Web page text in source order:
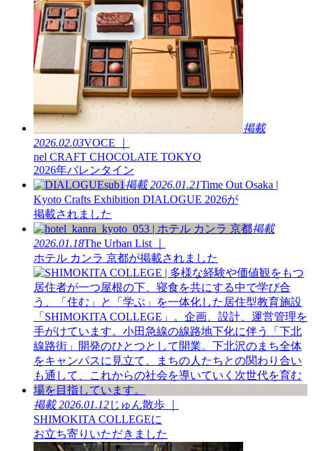
掲載
2026.02.03VOCE ｜
nel CRAFT CHOCOLATE TOKYO
2026年バレンタイン
掲載2026.01.21Time Out Osaka |
Kyoto Crafts Exhibition DIALOGUE 2026が
掲載されました
掲載
2026.01.18The Urban List ｜
ホテル カンラ 京都が掲載されました
掲載2026.01.12じゅん散歩 ｜
SHIMOKITA COLLEGEに
お立ち寄りいただきました